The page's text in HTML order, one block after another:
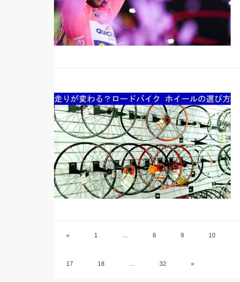
« 1 … 8 9 10
17 18 … 32 »